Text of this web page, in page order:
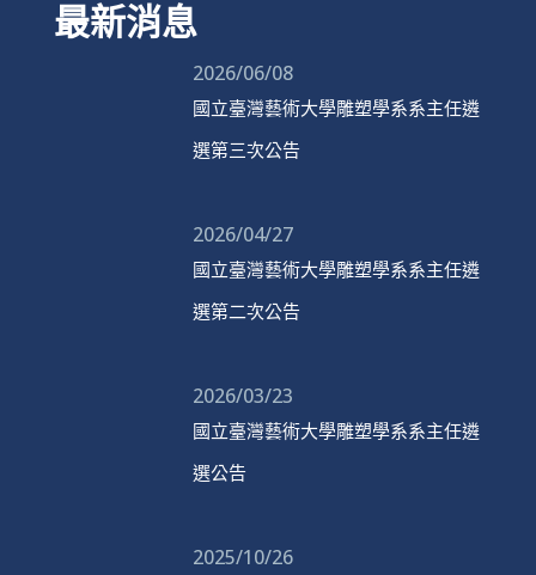
最新消息
2026/06/08
國立臺灣藝術大學雕塑學系系主任遴
選第三次公告
2026/04/27
國立臺灣藝術大學雕塑學系系主任遴
選第二次公告
2026/03/23
國立臺灣藝術大學雕塑學系系主任遴
選公告
2025/10/26